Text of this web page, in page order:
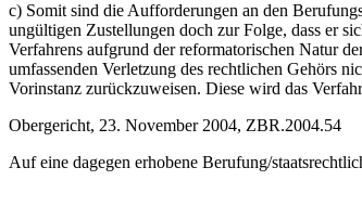
c) Somit sind die Aufforderungen an den
ungültigen Zustellungen doch zur Folge, dass er
Verfahrens aufgrund der reformatorischen Natur
umfassenden Verletzung des rechtlichen Gehörs
Vorinstanz zurückzuweisen. Diese wird das
Obergericht, 23. November 2004, ZBR.2004.54
Auf eine dagegen erhobene Berufung/